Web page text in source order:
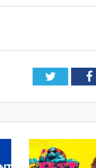
Twitter